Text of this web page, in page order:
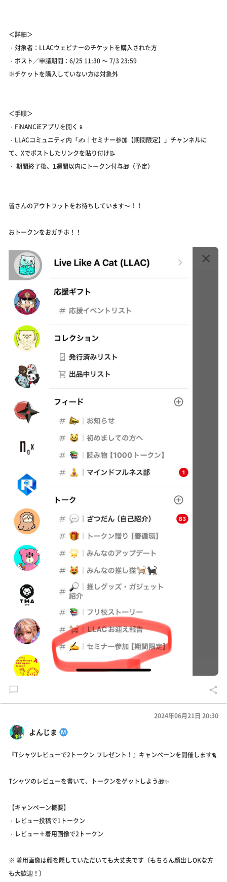
＜詳細＞
・対象者：LLACウェビナーのチケットを購入された方
・ポスト／申請期間：6/25 11:30 〜 7/3 23:59
※チケットを購入していない方は対象外
＜手順＞
・FiNANCiEアプリを開く📱
・LLACコミュニティ内「✍️｜セミナー参加【期間限定】」チャンネルに
て、Xでポストしたリンクを貼り付け📝
・ 期間終了後、1週間以内にトークン付与🎁（予定）
皆さんのアウトプットをお待ちしています〜！！
おトークンをおガチホ！！
よんじま
2024年06月21日 20:30
『Tシャツレビューで2トークン プレゼント！』キャンペーンを開催します🐈
Tシャツのレビューを書いて、トークンをゲットしよう🎁✨
【キャンペーン概要】
・レビュー投稿で1トークン
・レビュー＋着用画像で2トークン
※ 着用画像は顔を隠していただいても大丈夫です（もちろん顔出しOKな方
も大歓迎！）